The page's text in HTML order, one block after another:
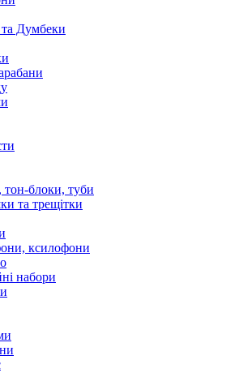
Думбеки
тон-блоки, туби
та трещітки
ксилофони
набори